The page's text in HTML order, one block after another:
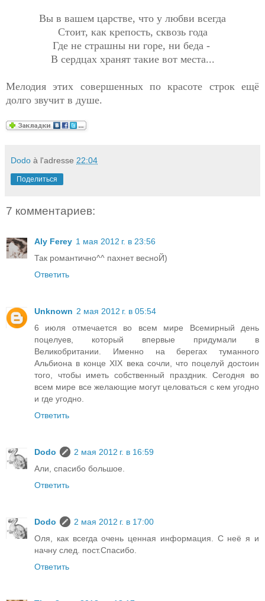
Вы в вашем царстве, что у любви всегда
Стоит, как крепость, сквозь года
Где не страшны ни горе, ни беда -
В сердцах хранят такие вот места...
Мелодия этих совершенных по красоте строк ещё
долго звучит в душе.
Dodo à l'adresse 22:04
Поделиться
7 комментариев:
Aly Ferey 1 мая 2012 г. в 23:56
Так романтично^^ пахнет весноЙ)
Ответить
Unknown 2 мая 2012 г. в 05:54
6 июля отмечается во всем мире Всемирный день
поцелуев, который впервые придумали в
Великобритании. Именно на берегах туманного
Альбиона в конце XIX века сочли, что поцелуй достоин
того, чтобы иметь собственный праздник. Сегодня во
всем мире все желающие могут целоваться с кем угодно
и где угодно.
Ответить
Dodo
2 мая 2012 г. в 16:59
Али, спасибо большое.
Ответить
Dodo
2 мая 2012 г. в 17:00
Оля, как всегда очень ценная информация. С неё я и
начну след. пост.Спасибо.
Ответить